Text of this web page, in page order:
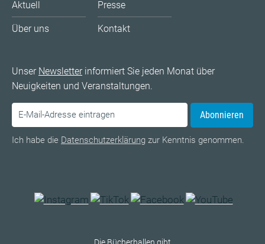
Aktuell
Über uns
Presse
Kontakt
Unser Newsletterinformiert Sie jeden Monat über
Neuigkeiten und Veranstaltungen.
Abonnieren
Ich habe die Datenschutzerklärung zur Kenntnis genommen.